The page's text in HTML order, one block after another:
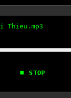
Thieu.mp3
⏹ STOP